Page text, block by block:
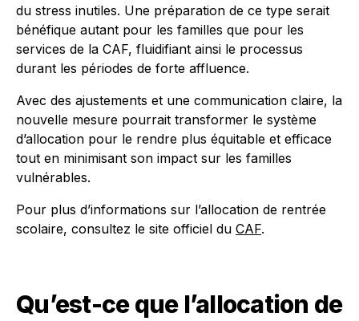
du stress inutiles. Une préparation de ce type serait
bénéfique autant pour les familles que pour les
services de la CAF, fluidifiant ainsi le processus
durant les périodes de forte affluence.
Avec des ajustements et une communication claire, la
nouvelle mesure pourrait transformer le système
d’allocation pour le rendre plus équitable et efficace
tout en minimisant son impact sur les familles
vulnérables.
Pour plus d’informations sur l’allocation de rentrée
scolaire, consultez le site officiel du CAF.
Qu’est-ce que l’allocation de